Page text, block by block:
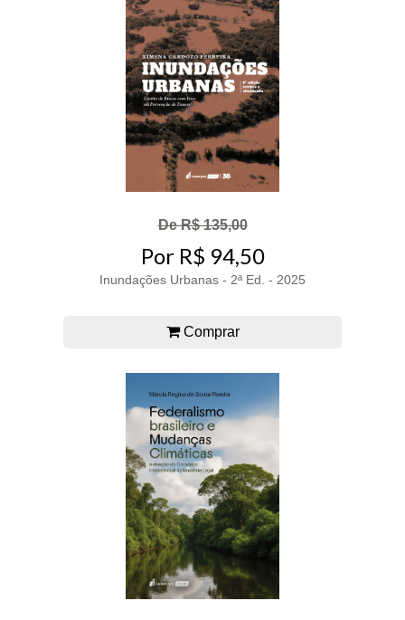
De R$ 135,00
Por R$ 94,50
Inundações Urbanas - 2ª Ed. - 2025
Comprar